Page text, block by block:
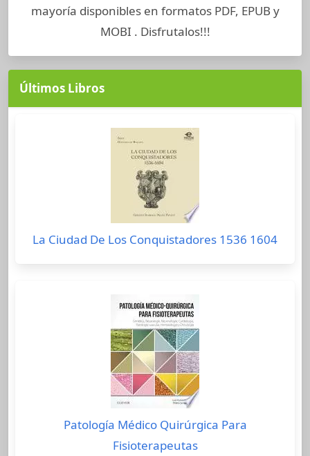
mayoría disponibles en formatos PDF, EPUB y
MOBI . Disfrutalos!!!
Últimos Libros
La Ciudad De Los Conquistadores 1536 1604
Patología Médico Quirúrgica Para
Fisioterapeutas